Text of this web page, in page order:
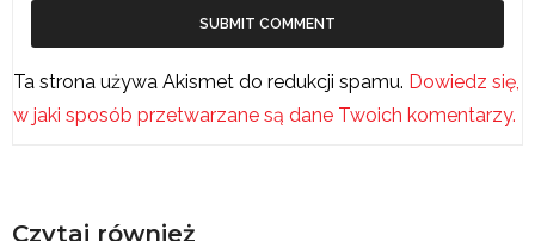
Ta strona używa Akismet do redukcji spamu. Dowiedz się,
w jaki sposób przetwarzane są dane Twoich komentarzy.
Czytaj również